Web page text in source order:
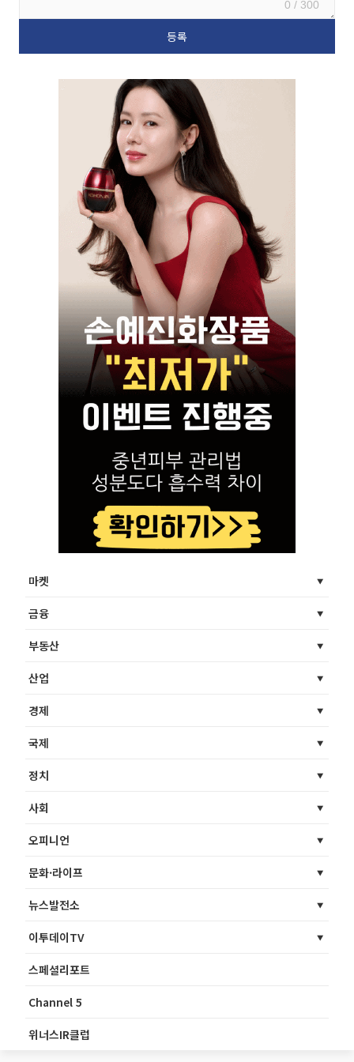
0 / 300
마켓
금융
부동산
산업
경제
국제
정치
사회
오피니언
문화·라이프
뉴스발전소
이투데이TV
스페셜리포트
Channel 5
위너스IR클럽